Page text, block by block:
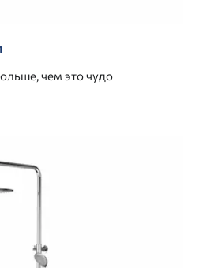
чем это чудо